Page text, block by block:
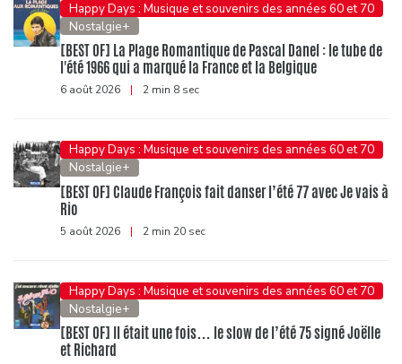
Happy Days : Musique et souvenirs des années 60 et 70
Nostalgie+
[BEST OF] La Plage Romantique de Pascal Danel : le tube de
l'été 1966 qui a marqué la France et la Belgique
6 août 2026 | 2 min 8 sec
Happy Days : Musique et souvenirs des années 60 et 70
Nostalgie+
[BEST OF] Claude François fait danser l’été 77 avec Je vais à
Rio
5 août 2026 | 2 min 20 sec
Happy Days : Musique et souvenirs des années 60 et 70
Nostalgie+
[BEST OF] Il était une fois… le slow de l’été 75 signé Joëlle
et Richard